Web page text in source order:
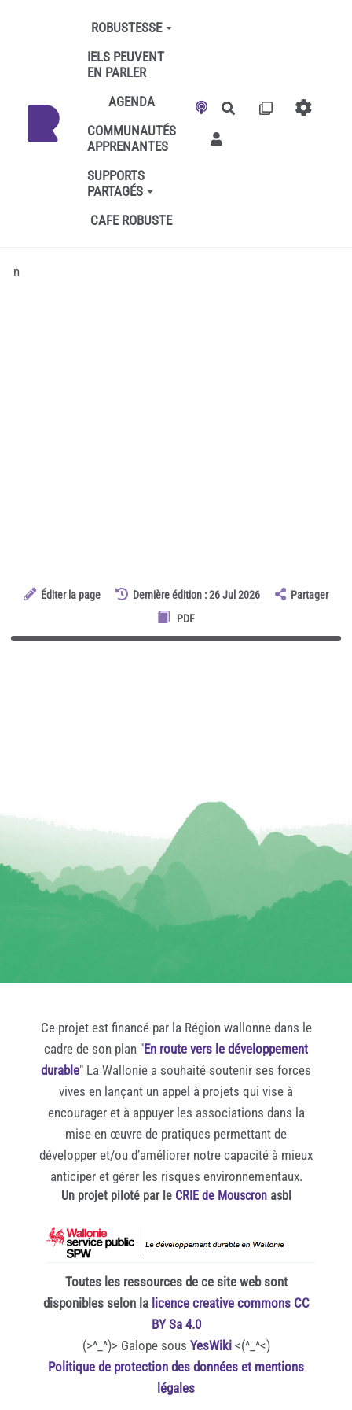
Aller au contenu principal
ROBUSTESSE
IELS PEUVENT
EN PARLER
AGENDA
COMMUNAUTÉS
APPRENANTES
SUPPORTS
PARTAGÉS
CAFE ROBUSTE
Rechercher
n
Éditer la page Dernière édition : 26 Jul 2026
Partager
PDF
Ce projet est financé par la Région wallonne dans le
cadre de son plan "En route vers le développement
durable" La Wallonie a souhaité soutenir ses forces
vives en lançant un appel à projets qui vise à
encourager et à appuyer les associations dans la
mise en œuvre de pratiques permettant de
développer et/ou d’améliorer notre capacité à mieux
anticiper et gérer les risques environnementaux.
Un projet piloté par le CRIE de Mouscronasbl
Toutes les ressources de ce site web sont
disponibles selon la licence creative commons CC
BY Sa 4.0
(>^_^)> Galope sous YesWiki<(^_^<)
Politique de protection des données et mentions
légales